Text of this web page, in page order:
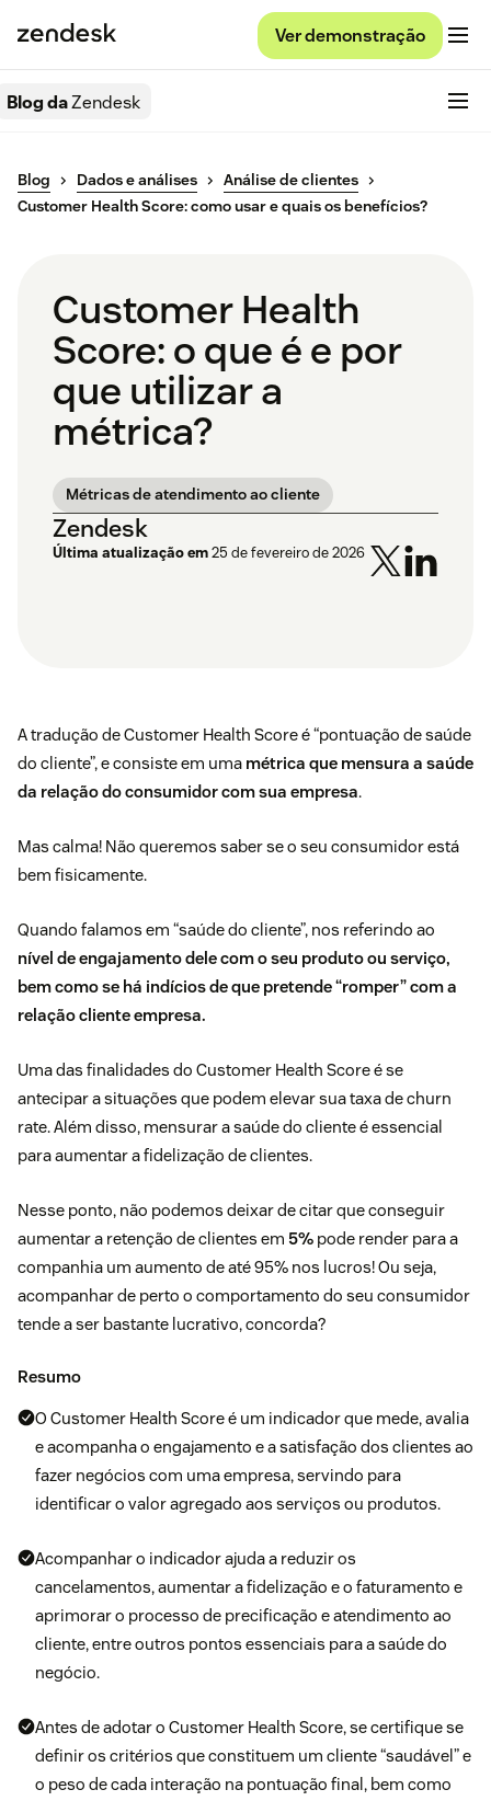
Ver demonstração
Blog daZendesk
Blog Dados e análises
Análise de clientes
Customer Health Score: como usar e quais os benefícios?
Customer Health
Score: o que é e por
que utilizar a
métrica?
Métricas de atendimento ao cliente
Zendesk
Última atualização em25 de fevereiro de 2026
A tradução de Customer Health Score é “pontuação de saúde
do cliente”, e consiste em uma métrica que mensura a saúde
da relação do consumidor com sua empresa.
Mas calma! Não queremos saber se o seu consumidor está
bem fisicamente.
Quando falamos em “saúde do cliente”, nos referindo ao
nível de engajamento dele com o seu produto ou serviço,
bem como se há indícios de que pretende “romper” com a
relação cliente empresa.
Uma das finalidades do Customer Health Score é se
antecipar a situações que podem elevar sua taxa de churn
rate. Além disso, mensurar a saúde do cliente é essencial
para aumentar a fidelização de clientes.
Nesse ponto, não podemos deixar de citar que conseguir
aumentar a retenção de clientes em 5% pode render para a
companhia um aumento de até 95% nos lucros! Ou seja,
acompanhar de perto o comportamento do seu consumidor
tende a ser bastante lucrativo, concorda?
Resumo
O Customer Health Score é um indicador que mede, avalia
e acompanha o engajamento e a satisfação dos clientes ao
fazer negócios com uma empresa, servindo para
identificar o valor agregado aos serviços ou produtos.
Acompanhar o indicador ajuda a reduzir os
cancelamentos, aumentar a fidelização e o faturamento e
aprimorar o processo de precificação e atendimento ao
cliente, entre outros pontos essenciais para a saúde do
negócio.
Antes de adotar o Customer Health Score, se certifique se
definir os critérios que constituem um cliente “saudável” e
o peso de cada interação na pontuação final, bem como